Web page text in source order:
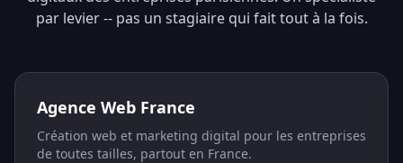
par levier -- pas un stagiaire qui fait tout à la fois.
Agence Web France
Création web et marketing digital pour les entreprises
de toutes tailles, partout en France.